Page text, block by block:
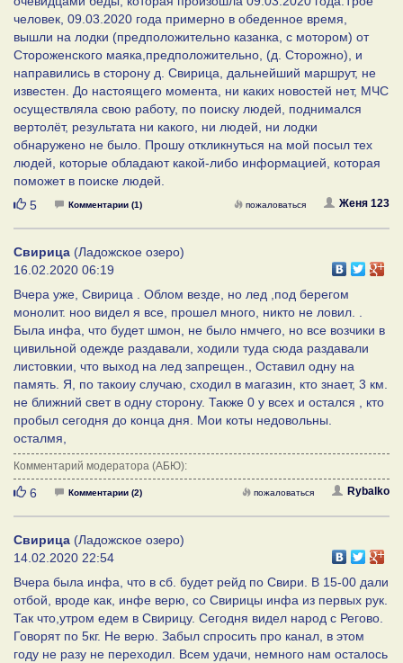
человек, 09.03.2020 года примерно в обеденное время,
вышли на лодки (предположительно казанка, с мотором) от
Стороженского маяка,предположительно, (д. Сторожно), и
направились в сторону д. Свирица, дальнейший маршрут, не
известен. До настоящего момента, ни каких новостей нет, МЧС
осуществляла свою работу, по поиску людей, поднимался
вертолёт, результата ни какого, ни людей, ни лодки
обнаружено не было. Прошу откликнуться на мой посыл тех
людей, которые обладают какой-либо информацией, которая
поможет в поиске людей.
Нравится
5 Комментарии (1) Женя 123
пожаловаться
Свирица (Ладожское озеро)
16.02.2020 06:19
Вчера уже, Свирица . Облом везде, но лед ,под берегом
монолит. ноо видел я все, прошел много, никто не ловил. .
Была инфа, что будет шмон, не было нмчего, но все возчики в
цивильной одежде раздавали, ходили туда сюда раздавали
листовкии, что выход на лед запрещен., Оставил одну на
память. Я, по такоиу случаю, сходил в магазин, кто знает, 3 км.
не ближний свет в одну сторону. Также 0 у всех и остался , кто
пробыл сегодня до конца дня. Мои коты недовольны.
осталмя,
Комментарий модератора (АБЮ):
Нравится
6 Комментарии (2) Rybalko
пожаловаться
Свирица (Ладожское озеро)
14.02.2020 22:54
Вчера была инфа, что в сб. будет рейд по Свири. В 15-00 дали
отбой, вроде как, инфе верю, со Свирицы инфа из первых рук.
Так что,утром едем в Свирицу. Сегодня видел народ с Регово.
Говорят по 5кг. Не верю. Забыл спросить про канал, в этом
году не разу не переходил. Всем удачи, немного нам осталось